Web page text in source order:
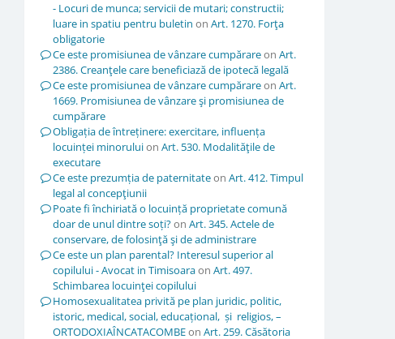
- Locuri de munca; servicii de mutari; constructii;
luare in spatiu pentru buletin on Art. 1270. Forţa
obligatorie
Ce este promisiunea de vânzare cumpărareon Art.
2386. Creanţele care beneficiază de ipotecă legală
Ce este promisiunea de vânzare cumpărareon Art.
1669. Promisiunea de vânzare şi promisiunea de
cumpărare
Obligația de întreținere: exercitare, influența
locuinței minoruluion Art. 530. Modalităţile de
executare
Ce este prezumția de paternitateon Art. 412. Timpul
legal al concepţiunii
Poate fi închiriată o locuință proprietate comună
doar de unul dintre soți?on Art. 345. Actele de
conservare, de folosinţă şi de administrare
Ce este un plan parental? Interesul superior al
copilului - Avocat in Timisoaraon Art. 497.
Schimbarea locuinţei copilului
Homosexualitatea privită pe plan juridic, politic,
istoric, medical, social, educațional, și religios, –
ORTODOXIAÎNCATACOMBEon Art. 259. Căsătoria